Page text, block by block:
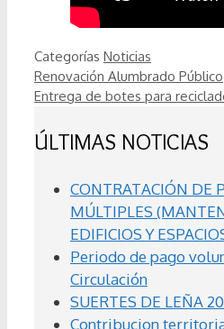
Categorías Noticias
Renovación Alumbrado Público
Entrega de botes para
ÚLTIMAS NOTICIAS
CONTRATACIÓN DE
MÚLTIPLES
EDIFICIOS Y
Periodo de pago
Circulación
SUERTES DE LEÑA
Contribucion